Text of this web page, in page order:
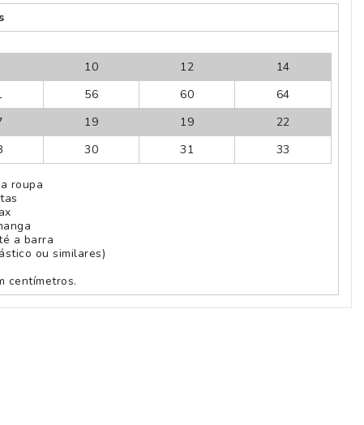
10 12
14
56 60
64
19 19
22
30 31 33
roupa
a barra
ou similares)
centímetros.